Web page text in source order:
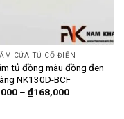
CỬA TỦ CỔ ĐIỂN
tủ đồng màu đồng đen
NK130D-BCF
– ₫168,000